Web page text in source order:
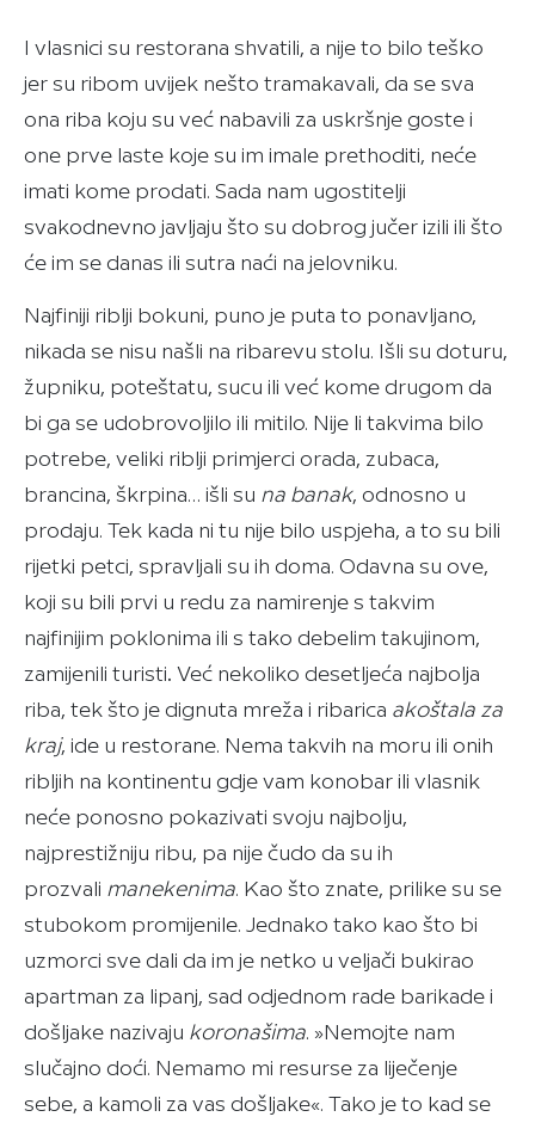
I vlasnici su restorana shvatili, a nije to bilo teško
jer su ribom uvijek nešto tramakavali, da se sva
ona riba koju su već nabavili za uskršnje goste i
one prve laste koje su im imale prethoditi, neće
imati kome prodati. Sada nam ugostitelji
svakodnevno javljaju što su dobrog jučer izili ili što
će im se danas ili sutra naći na jelovniku.
Najfiniji riblji bokuni, puno je puta to ponavljano,
nikada se nisu našli na ribarevu stolu. Išli su doturu,
župniku, poteštatu, sucu ili već kome drugom da
bi ga se udobrovoljilo ili mitilo. Nije li takvima bilo
potrebe, veliki riblji primjerci orada, zubaca,
brancina, škrpina… išli su na banak, odnosno u
prodaju. Tek kada ni tu nije bilo uspjeha, a to su bili
rijetki petci, spravljali su ih doma. Odavna su ove,
koji su bili prvi u redu za namirenje s takvim
najfinijim poklonima ili s tako debelim takujinom,
zamijenili turisti. Već nekoliko desetljeća najbolja
riba, tek što je dignuta mreža i ribarica akoštala za
kraj, ide u restorane. Nema takvih na moru ili onih
ribljih na kontinentu gdje vam konobar ili vlasnik
neće ponosno pokazivati svoju najbolju,
najprestižniju ribu, pa nije čudo da su ih
prozvali manekenima. Kao što znate, prilike su se
stubokom promijenile. Jednako tako kao što bi
uzmorci sve dali da im je netko u veljači bukirao
apartman za lipanj, sad odjednom rade barikade i
došljake nazivaju koronašima. »Nemojte nam
slučajno doći. Nemamo mi resurse za liječenje
sebe, a kamoli za vas došljake«. Tako je to kad se